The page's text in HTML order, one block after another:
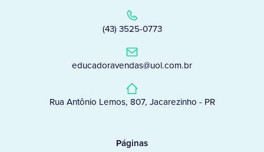
(43) 3525-0773
educadoravendas@uol.com.br
Rua Antônio Lemos, 807, Jacarezinho - PR
Páginas